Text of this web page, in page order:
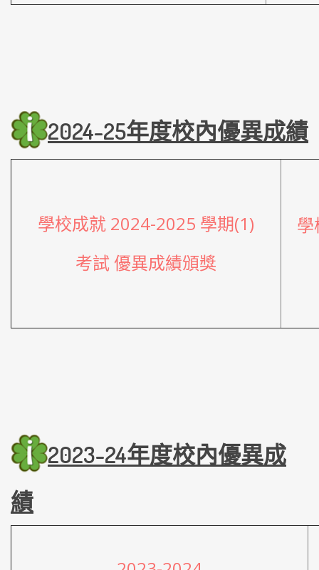
2024-25年度校內優異成績
學校成就 2024-2025 學期(1)
考試 優異成績頒獎
2023-24年度校內優異成
績